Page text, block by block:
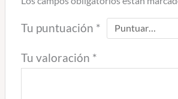
Tu puntuación *
Tu valoración *